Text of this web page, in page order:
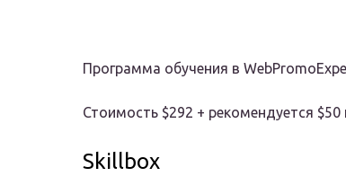
Программа обучения в
Стоимость $292 + рекомендуется
Skillbox